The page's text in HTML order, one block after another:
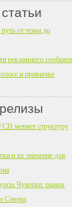
от темы до
рекламного
и привычке
меняет структуру
и их значение для
Чукотки: рынок
Севера